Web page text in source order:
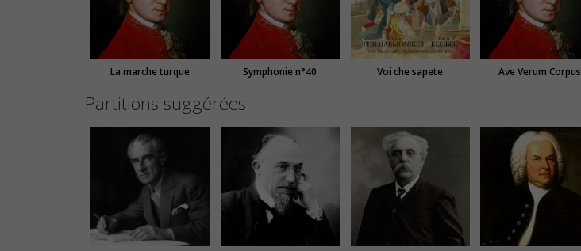
La marche turque Symphonie n°40 Voi che sapete Ave Verum Corpus
Partitions suggérées